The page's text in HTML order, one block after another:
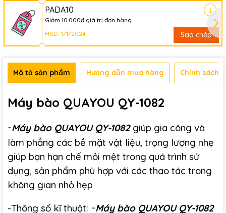
PADA10
Giảm 10.000đ giá trị đơn hàng
HSD: 1/1/2024
Sao chép
Mô tả sản phẩm Hướng dẫn mua hàng Chính sách
Máy bào QUAYOU QY-1082
-Máy bào QUAYOU QY-1082giúp gia công và
làm phẳng các bề mặt vật liệu, trọng lượng nhẹ
giúp bạn hạn chế mỏi mệt trong quá trình sử
dụng, sản phẩm phù hợp với các thao tác trong
không gian nhỏ hẹp
-Thông số kĩ thuật: -Máy bào QUAYOU QY-1082